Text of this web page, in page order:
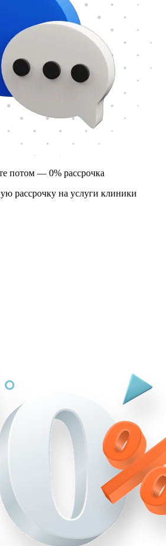
потом — 0% рассрочка
рассрочку на услуги клиники